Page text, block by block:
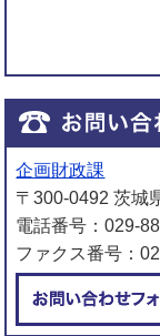
企画財政課
〒300-0492 茨城
電話番号：029-
ファクス番号：